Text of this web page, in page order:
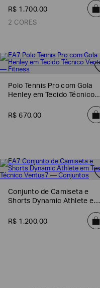
R$ 1 .700,00
2 CORES
Polo Tennis Pro com Gola
Henley em Tecido Técnico
R$ 670,00
Conjunto de Camiseta e
Shorts Dynamic Athlete em
R$ 1 .200,00